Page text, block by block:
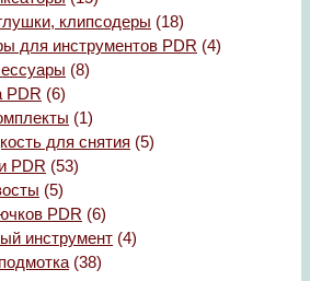
клипсодеры (18)
для инструментов PDR (4)
(8)
PDR (6)
(1)
для снятия (5)
PDR (53)
(5)
PDR (6)
инструмент (4)
(38)